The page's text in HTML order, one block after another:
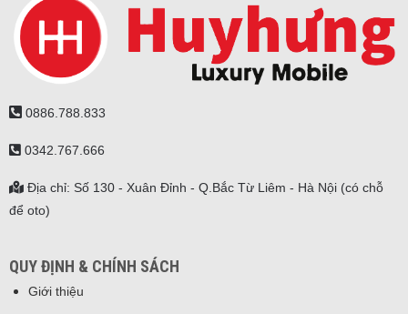
0886.788.833
0342.767.666
Địa chỉ: Số 130 - Xuân Đỉnh - Q.Bắc Từ Liêm - Hà Nội (có chỗ
để oto)
QUY ĐỊNH & CHÍNH SÁCH
Giới thiệu